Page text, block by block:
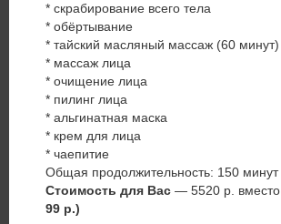
* скрабирование всего тела
* обёртывание
* тайский масляный массаж (60 минут)
* массаж лица
* очищение лица
* пилинг лица
* альгинатная маска
* крем для лица
* чаепитие
Общая продолжительность: 150 минут
Стоимость для Вас — 5520 р.
99 р.)